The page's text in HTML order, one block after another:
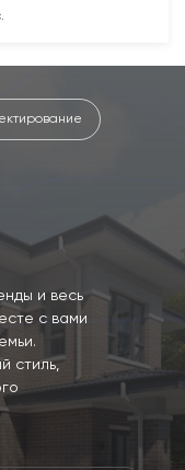
и весь
с вами
стиль,